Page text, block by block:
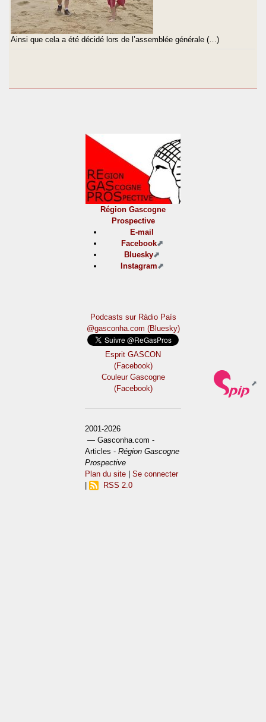
Ainsi que cela a été décidé lors de l’assemblée générale (…)
Région Gascogne
Prospective
E-mail
Facebook
Bluesky
Instagram
Podcasts sur Ràdio País
@gasconha.com (Bluesky)
Esprit GASCON
(Facebook)
Couleur Gascogne
(Facebook)
2001-2026
— Gasconha.com -
Articles -Région Gascogne
Prospective
Plan du site |Se connecter
RSS 2.0